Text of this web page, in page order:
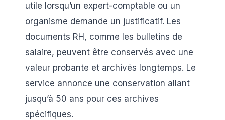
utile lorsqu’un expert-comptable ou un
organisme demande un justificatif. Les
documents RH, comme les bulletins de
salaire, peuvent être conservés avec une
valeur probante et archivés longtemps. Le
service annonce une conservation allant
jusqu’à 50 ans pour ces archives
spécifiques.